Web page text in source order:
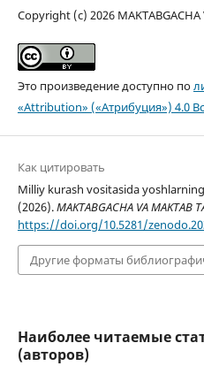
Copyright (c) 2026 MAKTABGACHA
Это произведение доступно по
«Attribution» («Атрибуция») 4.0
Как цитировать
Milliy kurash vositasida
(2026).MAKTABGACHA VA MAKTAB
https://doi.org/10.5281/
Другие форматы
Наиболее читаемые
(авторов)